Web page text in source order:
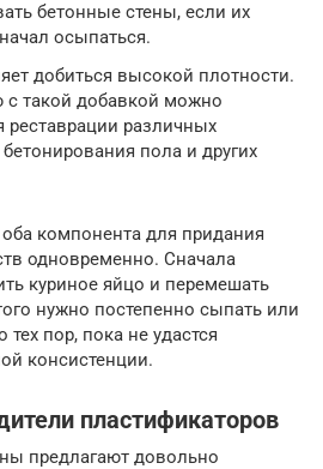
бетонные стены, если их
осыпаться.
добиться высокой плотности.
с такой добавкой можно
реставрации различных
пола и других
компонента для придания
одновременно. Сначала
куриное яйцо и перемешать
нужно постепенно сыпать или
пор, пока не удастся
консистенции.
пластификаторов
предлагают довольно